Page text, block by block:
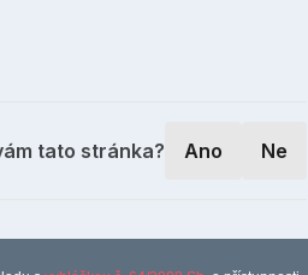
tato stránka? Ano Ne